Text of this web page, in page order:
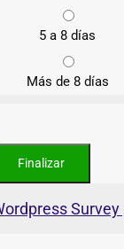
5 a 8 días
Más de 8 días
Survey